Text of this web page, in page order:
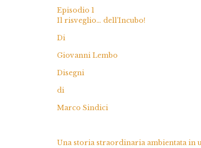
Episodio 1
Il risveglio… dell’Incubo!
Di
Giovanni Lembo
Disegni
di
Marco Sindici
Una storia straordinaria ambientata in